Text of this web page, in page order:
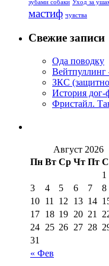
зубами собаки Уход за
мастиф чувства
Свежие записи
Ода поводку
Вейтпуллинг
ЗКС
История дог-
Фристайл.
Август 2026
Пн Вт Ср Чт Пт
« Фев
1
3
4 5 6 7 8
10 11 12 13 14
17 18 19 20 21
24 25 26 27 28
31